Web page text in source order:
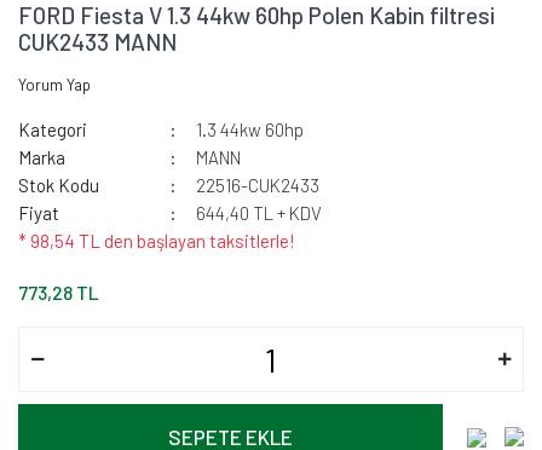
FORD Fiesta V 1.3 44kw 60hp Polen Kabin filtresi
CUK2433 MANN
Yorum Yap
Kategori
1.3 44kw 60hp
Marka
MANN
Stok Kodu
22516-CUK2433
Fiyat
644,40 TL + KDV
* 98,54 TL den başlayan taksitlerle!
773,28 TL
SEPETE EKLE